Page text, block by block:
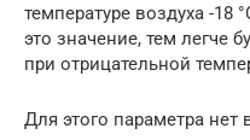
температуре воздуха -
это значение, тем легче
при отрицательной
Для этого параметра